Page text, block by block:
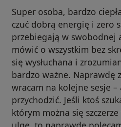
Super osoba, bardzo
czuć dobrą energię i zero
przebiegają w swobodnej
mówić o wszystkim bez
się wysłuchana i
bardzo ważne. Naprawdę
wracam na kolejne sesje –
przychodzić. Jeśli ktoś
którym można się